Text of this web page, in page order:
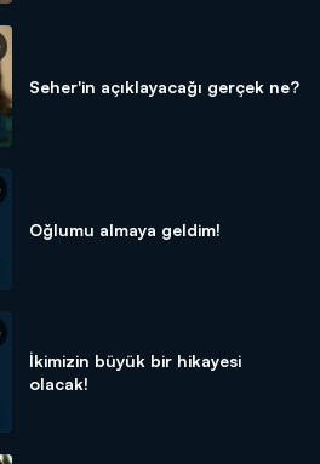
Seher'in açıklayacağı gerçek ne?
Oğlumu almaya geldim!
İkimizin büyük bir hikayesi
olacak!